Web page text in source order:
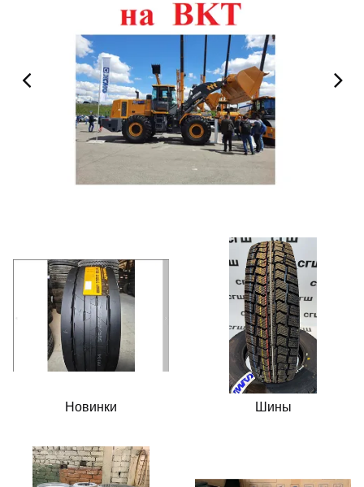
Новинки Шины